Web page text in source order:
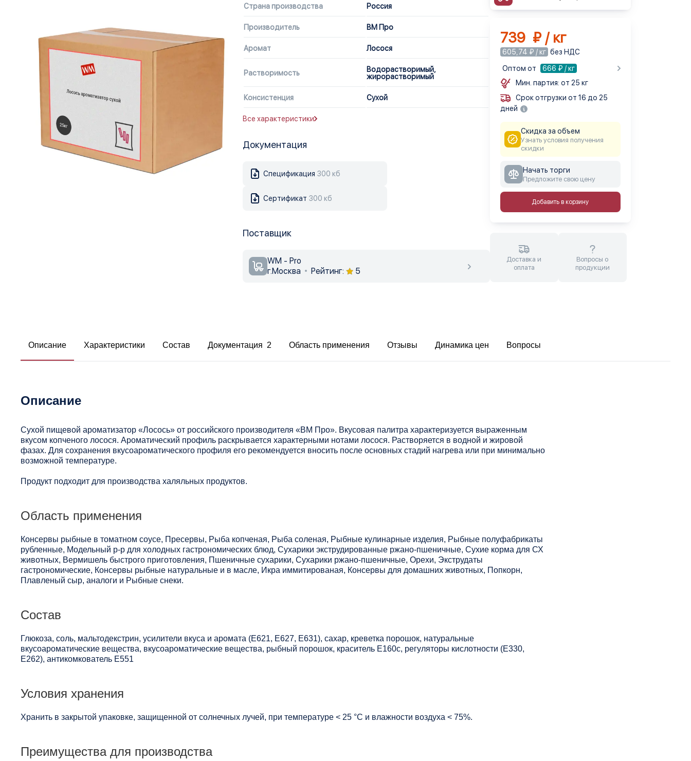
Страна производства Россия
Производитель ВМ Про
Аромат Лосося
Растворимость
Водорастворимый,
жирорастворимый
Консистенция Сухой
Все характеристики
Документация
Спецификация 300 кб
Сертификат 300 кб
Поставщик
WM - Pro
г.Москва
Рейтинг: 5
739 ₽ / кг
605,74 ₽ / кг без НДС
Оптом от
666 ₽ / кг
Мин. партия: от 25 кг
Срок отгрузки от 16 до 25
дней
Скидка за объем
Узнать условия получения
скидки
Начать торги
Предложите свою цену
Добавить в корзину
Доставка и
оплата
Вопросы о
продукции
Описание Характеристики Состав Документация 2 Область применения Отзывы Динамика цен Вопросы
Описание
Сухой пищевой ароматизатор «Лосось» от российского производителя «ВМ Про». Вкусовая палитра характеризуется выраженным
вкусом копченого лосося. Ароматический профиль раскрывается характерными нотами лосося. Растворяется в водной и жировой
фазах. Для сохранения вкусоароматического профиля его рекомендуется вносить после основных стадий нагрева или при минимально
возможной температуре.
Продукт подходит для производства халяльных продуктов.
Область применения
Консервы рыбные в томатном соусе, Пресервы, Рыба копченая, Рыба соленая, Рыбные кулинарные изделия, Рыбные полуфабрикаты
рубленные, Модельный р-р для холодных гастрономических блюд, Сухарики экструдированные ржано-пшеничные, Сухие корма для СХ
животных, Вермишель быстрого приготовления, Пшеничные сухарики, Сухарики ржано-пшеничные, Орехи, Экструдаты
гастрономические, Консервы рыбные натуральные и в масле, Икра иммитированая, Консервы для домашних животных, Попкорн,
Плавленый сыр, аналоги и Рыбные снеки.
Состав
Глюкоза, соль, мальтодекстрин, усилители вкуса и аромата (Е621, Е627, Е631), сахар, креветка порошок, натуральные
вкусоароматические вещества, вкусоароматические вещества, рыбный порошок, краситель Е160с, регуляторы кислотности (Е330,
Е262), антикомкователь Е551
Условия хранения
Хранить в закрытой упаковке, защищенной от солнечных лучей, при температуре < 25 °C и влажности воздуха < 75%.
Преимущества для производства